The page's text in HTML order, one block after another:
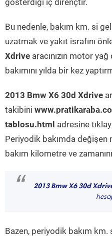
gösterdiği iç dirençtir.
Bu nedenle, bakım km. si
uzatmak ve yakıt israfını
Xdrive aracınızın motor
bakımını yılda bir kez
2013 Bmw X6 30d Xdrive
takibini
tablosu.html adresine
Periyodik bakımda değişen
bakım kilometre ve
“ 2013 Bmw X6 30d
Bazen, periyodik bakım km.